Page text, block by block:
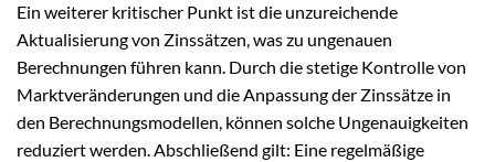
Ein weiterer kritischer Punkt ist die unzureichende
Aktualisierung von Zinssätzen, was zu ungenauen
Berechnungen führen kann. Durch die stetige Kontrolle von
Marktveränderungen und die Anpassung der Zinssätze in
den Berechnungsmodellen, können solche Ungenauigkeiten
reduziert werden. Abschließend gilt: Eine regelmäßige